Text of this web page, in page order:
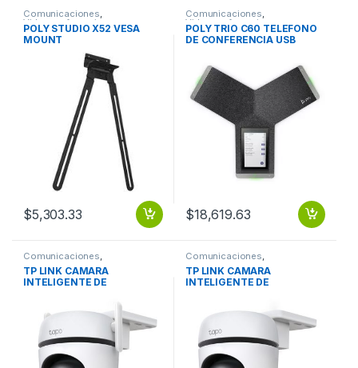
Comunicaciones,
Videoconferencia
POLY STUDIO X52 VESA
MOUNT
$5,303.33
Comunicaciones,
Videoconferencia
POLY TRIO C60 TELEFONO
DE CONFERENCIA USB
$18,619.63
Comunicaciones,
Videoconferencia
TP LINK CAMARA
INTELIGENTE DE
Comunicaciones,
Videoconferencia
TP LINK CAMARA
INTELIGENTE DE